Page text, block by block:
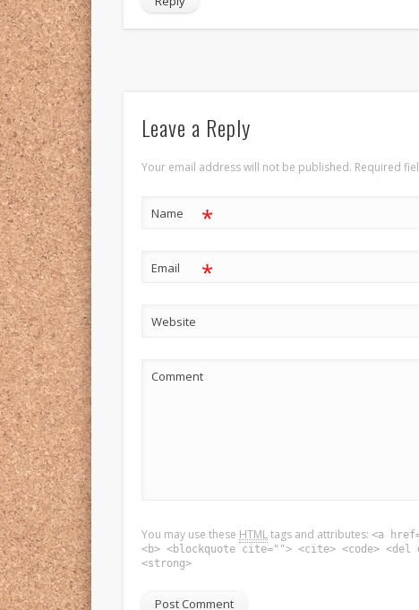
Leave a Reply
Your email address will not be published. Required
Name *
Email *
Website
Comment
You may use these HTMLtags and attributes:<a
<b> <blockquote cite=""> <cite> <code>
<strong>